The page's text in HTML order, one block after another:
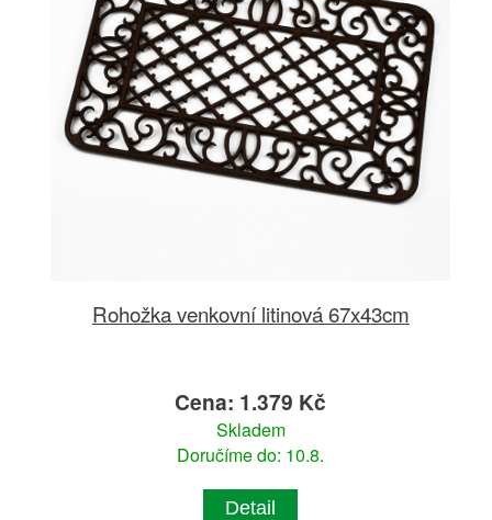
Rohožka venkovní litinová 67x43cm
Cena: 1.379 Kč
Skladem
Doručíme do: 10.8.
Detail